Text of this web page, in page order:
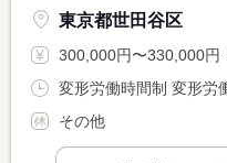
東京都世田谷区
300,000円〜330,000円 ※フルタイム求人の場合は
その他